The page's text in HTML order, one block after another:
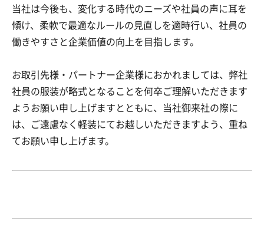
当社は今後も、変化する時代のニーズや社員の声に耳を
傾け、柔軟で最適なルールの見直しを適時行い、社員の
働きやすさと企業価値の向上を目指します。
お取引先様・パートナー企業様におかれましては、弊社
社員の服装が略式となることを何卒ご理解いただきます
ようお願い申し上げますとともに、当社御来社の際に
は、ご遠慮なく軽装にてお越しいただきますよう、重ね
てお願い申し上げます。